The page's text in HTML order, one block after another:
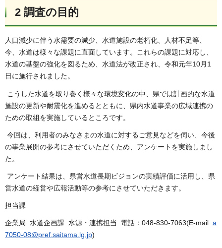
2 調査の目的
⼈⼝減少に伴う⽔需要の減少、⽔道施設の⽼朽化、⼈材不⾜等、
今、⽔道は様々な課題に直⾯しています。これらの課題に対応し、
⽔道の基盤の強化を図るため、⽔道法が改正され、令和元年10⽉1
⽇に施⾏されました。
こうした⽔道を取り巻く様々な環境変化の中、県では計画的な⽔道
施設の更新や耐震化を進めるとともに、県内⽔道事業の広域連携の
ための取組を実施しているところです。
今回は、利⽤者のみなさまの⽔道に対するご意⾒などを伺い、今後
の事業展開の参考にさせていただくため、アンケートを実施しまし
た。
アンケート結果は、県営⽔道⻑期ビジョンの実績評価に活用し、県
営水道の経営や広報活動等の参考にさせていただきます。
担当課
企業局 水道企画課 水源・連携担当 電話：048-830-7063(E-mail a
7050-08@pref.saitama.lg.jp)